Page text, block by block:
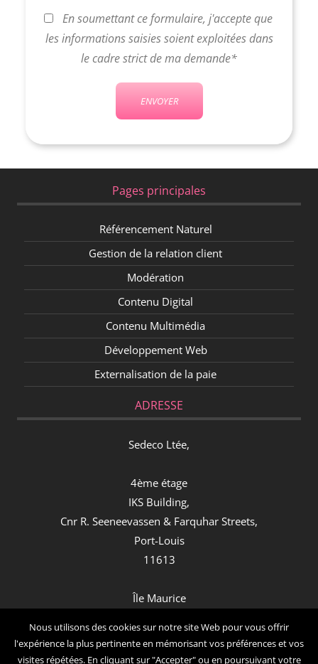
En soumettant ce formulaire, j'accepte que
les informations saisies soient exploitées dans
le cadre strict de ma demande*
Pages principales
Référencement Naturel
Gestion de la relation client
Modération
Contenu Digital
Contenu Multimédia
Développement Web
Externalisation de la paie
ADRESSE
Sedeco Ltée,
4ème étage
IKS Building,
Cnr R. Seeneevassen & Farquhar Streets,
Port-Louis
11613
Île Maurice
Contact
Nous utilisons des cookies sur notre site Web pour vous offrir
l'expérience la plus pertinente en mémorisant vos préférences et vos
visites répétées. En cliquant sur "Accepter" ou en poursuivant votre